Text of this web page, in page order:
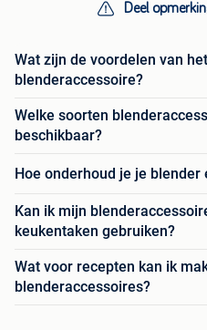
Deel
Wat zijn de voordelen van
blenderaccessoire?
Welke soorten
beschikbaar?
Hoe onderhoud je je blender
Kan ik mijn
keukentaken gebruiken?
Wat voor recepten kan ik
blenderaccessoires?